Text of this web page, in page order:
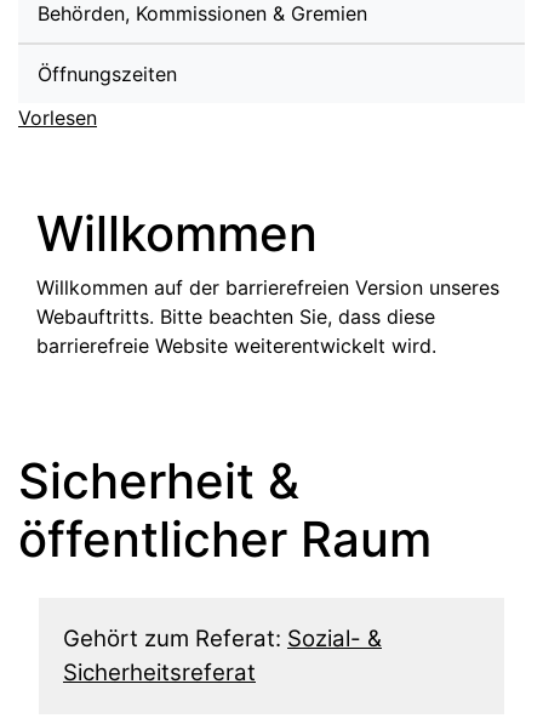
Behörden, Kommissionen & Gremien
Öffnungszeiten
Vorlesen
Willkommen
Willkommen auf der barrierefreien Version unseres
Webauftritts. Bitte beachten Sie, dass diese
barrierefreie Website weiterentwickelt wird.
Sicherheit &
öffentlicher Raum
Gehört zum Referat: Sozial- &
Sicherheitsreferat